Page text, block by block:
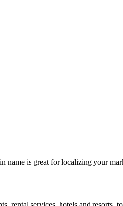
name is great for localizing your
rental services, hotels and resorts,